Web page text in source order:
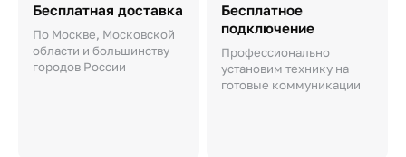
Бесплатная доставка
По Москве, Московской
области и большинству
городов России
Бесплатное
подключение
Профессионально
установим технику на
готовые коммуникации